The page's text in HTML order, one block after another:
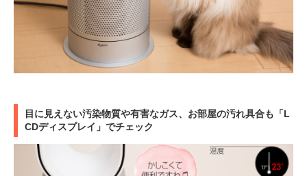
目に見えない汚染物質や有害なガス、お部屋の汚れ具合も「L
CDディスプレイ」でチェック